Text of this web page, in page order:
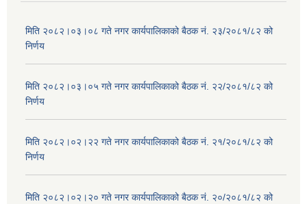
मिति २०८२।०३।०८ गते नगर कार्यपालिकाको बैठक नं. २३/२०८१/८२ को
निर्णय
मिति २०८२।०३।०५ गते नगर कार्यपालिकाको बैठक नं. २२/२०८१/८२ को
निर्णय
मिति २०८२।०२।२२ गते नगर कार्यपालिकाको बैठक नं. २१/२०८१/८२ को
निर्णय
मिति २०८२।०२।२० गते नगर कार्यपालिकाको बैठक नं. २०/२०८१/८२ को